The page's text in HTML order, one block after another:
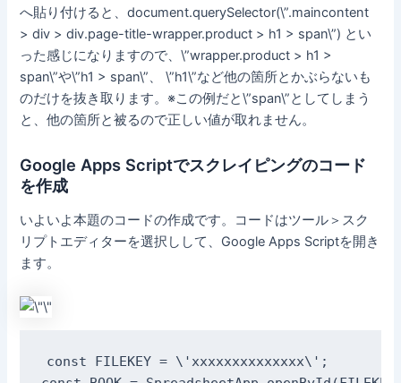
へ貼り付けると、document.querySelector(\”.maincontent
> div > div.page-title-wrapper.product > h1 > span\”) とい
った感じになりますので、\”wrapper.product > h1 >
span\”や\”h1 > span\”、 \”h1\”など他の箇所とかぶらないも
のだけを抜き取ります。※この例だと\”span\”としてしまう
と、他の箇所と被るので正しい値が取れません。
Google Apps Scriptでスクレイピングのコード
を作成
いよいよ本題のコードの作成です。コードはツール＞スク
リプトエディターを選択しして、Google Apps Scriptを開き
ます。
const FILEKEY = \'xxxxxxxxxxxxxx\';